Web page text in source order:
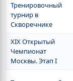
Тренировочный
турнир в
Скворечнике
XIX Открытый
Чемпионат
Москвы. Этап I